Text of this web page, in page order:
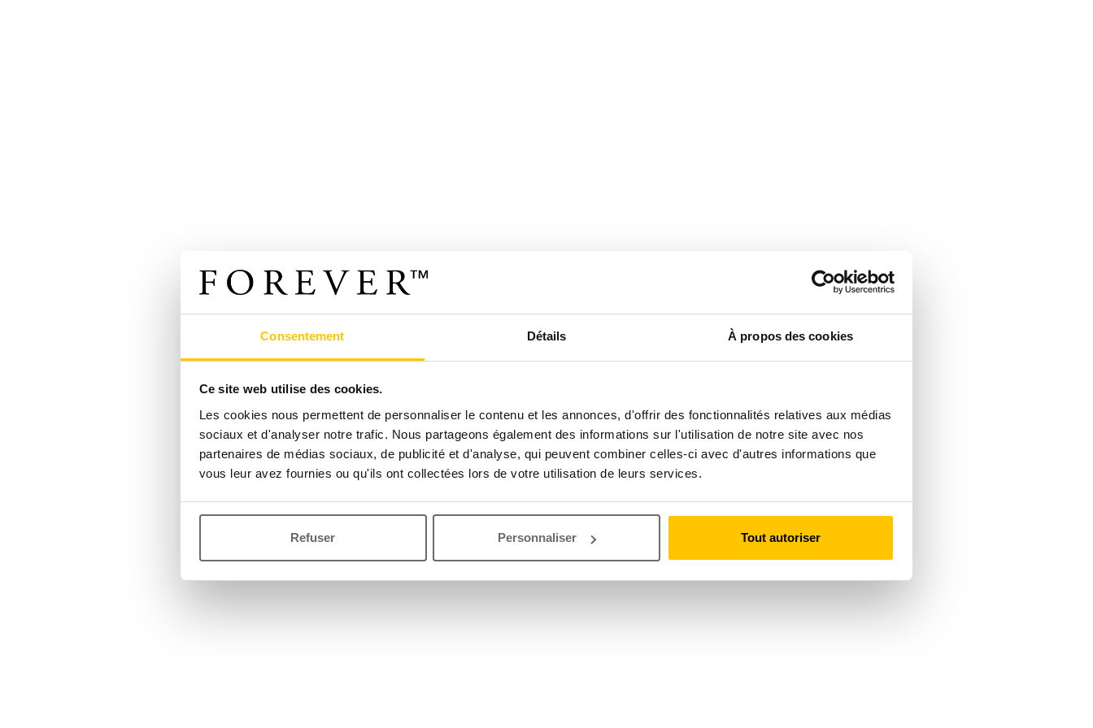
Consentement Détails À propos des cookies
Ce site web utilise des cookies.
Les cookies nous permettent de personnaliser le contenu et les annonces, d'offrir des fonctionnalités relatives aux médias
sociaux et d'analyser notre trafic. Nous partageons également des informations sur l'utilisation de notre site avec nos
partenaires de médias sociaux, de publicité et d'analyse, qui peuvent combiner celles-ci avec d'autres informations que
vous leur avez fournies ou qu'ils ont collectées lors de votre utilisation de leurs services.
Refuser Personnaliser Tout autoriser